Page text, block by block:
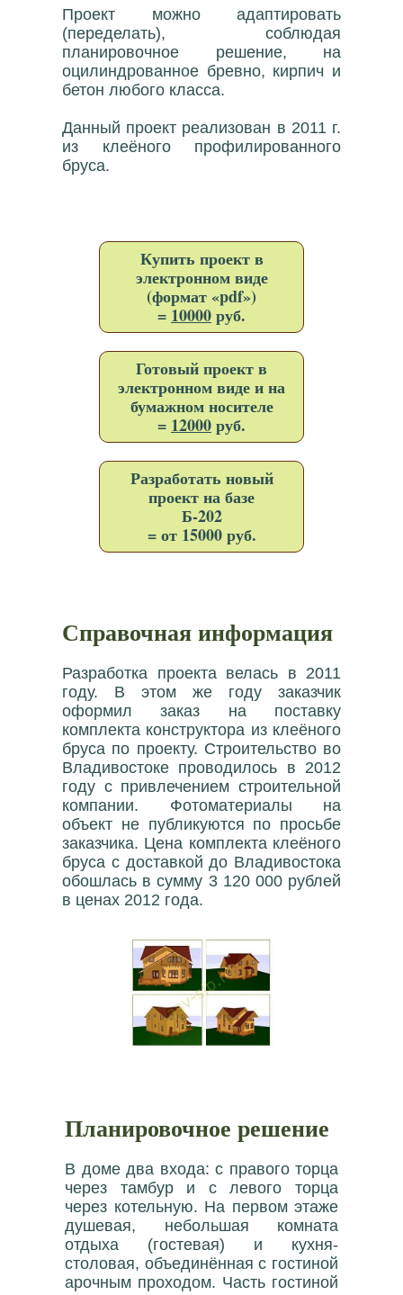
Проект можно адаптировать
(переделать), соблюдая
планировочное решение, на
оцилиндрованное бревно, кирпич и
бетон любого класса.
Данный проект реализован в 2011 г.
из клеёного профилированного
бруса.
Купить проект в
электронном виде
(формат «pdf»)
= 10000руб.
Готовый проект в
электронном виде и на
бумажном носителе
= 12000руб.
Разработать новый
проект на базе
Б-202
= от 15000 руб.
Справочная информация
Разработка проекта велась в 2011
году. В этом же году заказчик
оформил заказ на поставку
комплекта конструктора из клеёного
бруса по проекту. Строительство во
Владивостоке проводилось в 2012
году с привлечением строительной
компании. Фотоматериалы на
объект не публикуются по просьбе
заказчика. Цена комплекта клеёного
бруса с доставкой до Владивостока
обошлась в сумму 3 120 000 рублей
в ценах 2012 года.
Планировочное решение
В доме два входа: с правого торца
через тамбур и с левого торца
через котельную. На первом этаже
душевая, небольшая комната
отдыха (гостевая) и кухня-
столовая, объединённая с гостиной
арочным проходом. Часть гостиной